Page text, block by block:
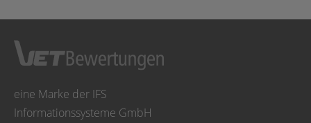
eine Marke der IFS
Informationssysteme GmbH